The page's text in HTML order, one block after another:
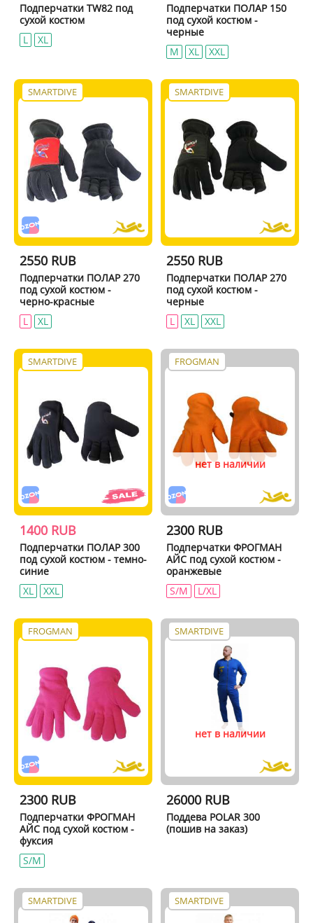
Подперчатки TW82 под
сухой костюм
L
XL
Подперчатки ПОЛАР 150
под сухой костюм -
черные
M
XL XXL
SMARTDIVE
2550 RUB
Подперчатки ПОЛАР 270
под сухой костюм -
черно-красные
L
XL
SMARTDIVE
2550 RUB
Подперчатки ПОЛАР 270
под сухой костюм -
черные
L
XL XXL
SMARTDIVE
1400 RUB
Подперчатки ПОЛАР 300
под сухой костюм - темно-
синие
XL
XXL
FROGMAN
нет в наличии
2300 RUB
Подперчатки ФРОГМАН
АЙС под сухой костюм -
оранжевые
S/M
L/XL
FROGMAN
2300 RUB
Подперчатки ФРОГМАН
АЙС под сухой костюм -
фуксия
S/M
SMARTDIVE
нет в наличии
26000 RUB
Поддева POLAR 300
(пошив на заказ)
SMARTDIVE SMARTDIVE